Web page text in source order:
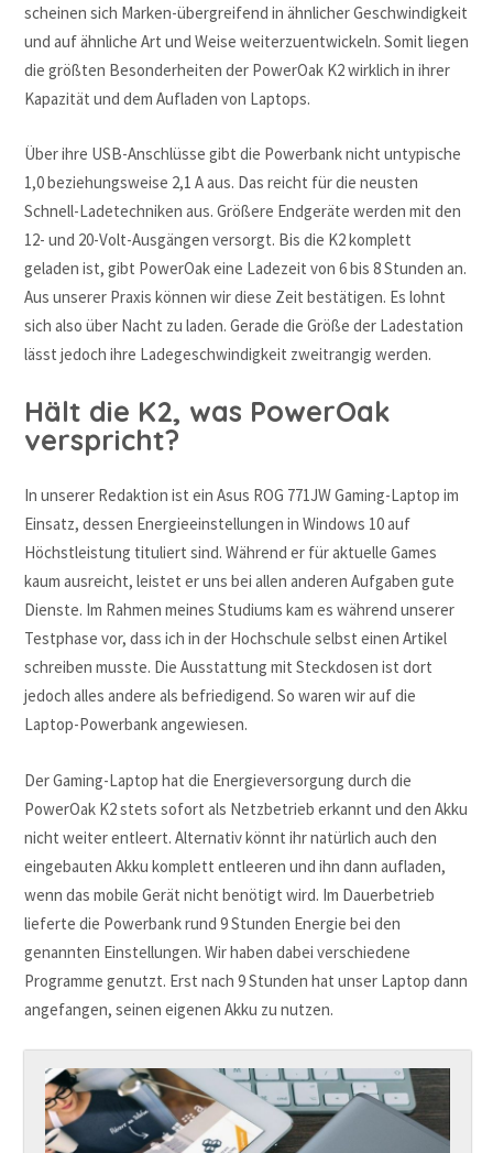
scheinen sich Marken-übergreifend in ähnlicher Geschwindigkeit
und auf ähnliche Art und Weise weiterzuentwickeln. Somit liegen
die größten Besonderheiten der PowerOak K2 wirklich in ihrer
Kapazität und dem Aufladen von Laptops.
Über ihre USB-Anschlüsse gibt die Powerbank nicht untypische
1,0 beziehungsweise 2,1 A aus. Das reicht für die neusten
Schnell-Ladetechniken aus. Größere Endgeräte werden mit den
12- und 20-Volt-Ausgängen versorgt. Bis die K2 komplett
geladen ist, gibt PowerOak eine Ladezeit von 6 bis 8 Stunden an.
Aus unserer Praxis können wir diese Zeit bestätigen. Es lohnt
sich also über Nacht zu laden. Gerade die Größe der Ladestation
lässt jedoch ihre Ladegeschwindigkeit zweitrangig werden.
Hält die K2, was PowerOak
verspricht?
In unserer Redaktion ist ein Asus ROG 771JW Gaming-Laptop im
Einsatz, dessen Energieeinstellungen in Windows 10 auf
Höchstleistung tituliert sind. Während er für aktuelle Games
kaum ausreicht, leistet er uns bei allen anderen Aufgaben gute
Dienste. Im Rahmen meines Studiums kam es während unserer
Testphase vor, dass ich in der Hochschule selbst einen Artikel
schreiben musste. Die Ausstattung mit Steckdosen ist dort
jedoch alles andere als befriedigend. So waren wir auf die
Laptop-Powerbank angewiesen.
Der Gaming-Laptop hat die Energieversorgung durch die
PowerOak K2 stets sofort als Netzbetrieb erkannt und den Akku
nicht weiter entleert. Alternativ könnt ihr natürlich auch den
eingebauten Akku komplett entleeren und ihn dann aufladen,
wenn das mobile Gerät nicht benötigt wird. Im Dauerbetrieb
lieferte die Powerbank rund 9 Stunden Energie bei den
genannten Einstellungen. Wir haben dabei verschiedene
Programme genutzt. Erst nach 9 Stunden hat unser Laptop dann
angefangen, seinen eigenen Akku zu nutzen.